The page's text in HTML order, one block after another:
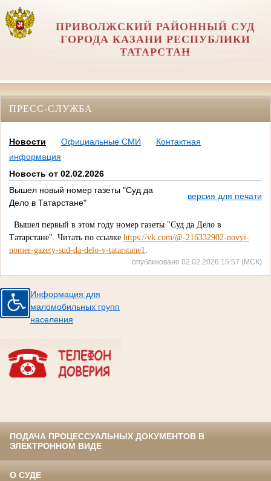
ПРИВОЛЖСКИЙ РАЙОННЫЙ СУД
ГОРОДА КАЗАНИ РЕСПУБЛИКИ
ТАТАРСТАН
ПРЕСС-СЛУЖБА
Новости Официальные СМИ
Контактная
информация
Новость от 02.02.2026
Вышел новый номер газеты "Суд да
Дело в Татарстане"
версия для печати
Вышел первый в этом году номер газеты "Суд да Дело в
Татарстане". Читать по ссылке https://vk.com/@-216332902-novyi-
nomer-gazety-sud-da-delo-v-tatarstane1.
опубликовано 02.02.2026 15:57 (МСК)
Информация для
маломобильных групп
населения
ПОДАЧА ПРОЦЕССУАЛЬНЫХ ДОКУМЕНТОВ В
ЭЛЕКТРОННОМ ВИДЕ
О СУДЕ